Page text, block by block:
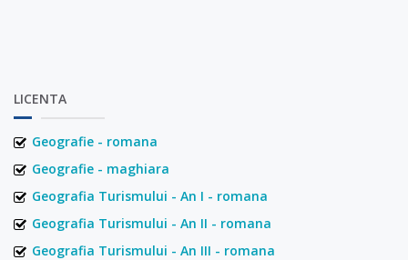
LICENTA
Geografie - romana
Geografie - maghiara
Geografia Turismului - An I - romana
Geografia Turismului - An II - romana
Geografia Turismului - An III - romana